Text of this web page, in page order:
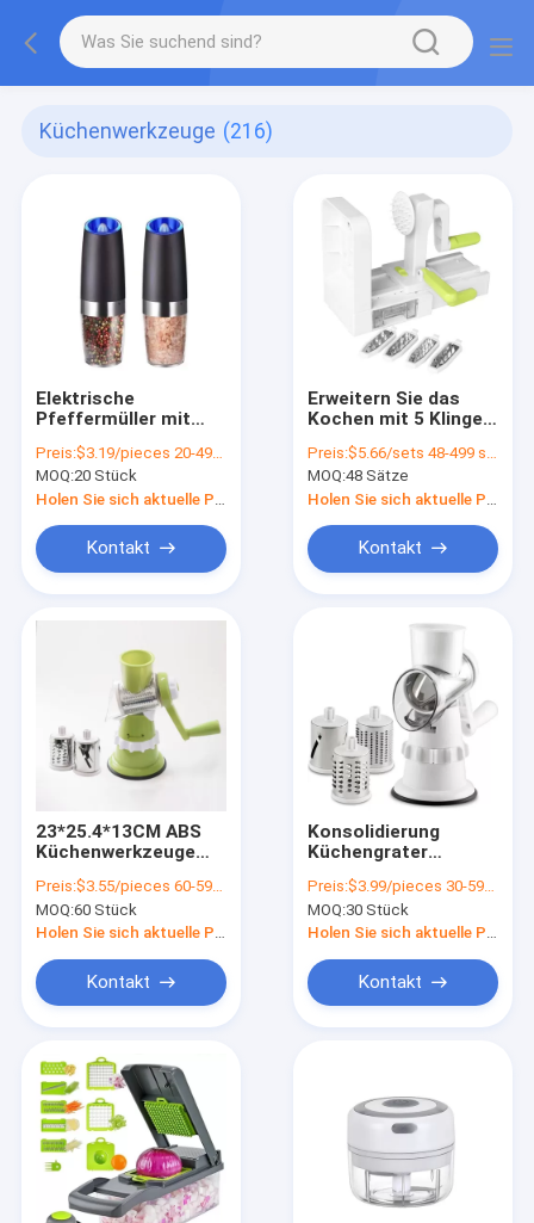
Küchenwerkzeuge (216)
Elektrische
Pfeffermüller mit
Wiederaufladbare
Salz- und
Pfeffermühle
Preis:$3.19/pieces 20-499 pieces
MOQ:20 Stück
Kontakt
Erweitern Sie das
Kochen mit 5 Klingen
ABS PS TPR 420
Edelstahl
Preis:$5.66/sets 48-499 sets
MOQ:48 Sätze
Kontakt
23*25.4*13CM ABS
Küchenwerkzeuge
Lebensmittelverarbeiter
Handwerk
Gemüseschneider
Fleischminder
Haushalt
Preis:$3.55/pieces 60-599 pieces
MOQ:60 Stück
Kontakt
Konsolidierung
Küchengrater
Handschneidemaschine
für Gemüseschnitt
Preis:$3.99/pieces 30-599 pieces
MOQ:30 Stück
Kontakt